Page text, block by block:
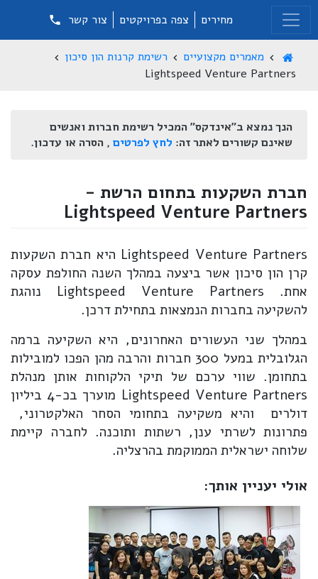
מחירים צפה בפרויקטים צור קשר
מאמרים מקצועיים
רשימת קרנות הון סיכון
Lightspeed Venture Partners
הנך נמצא ב"אינדקס" המכיל רשימת חברות ואנשים
שאינם קשורים לאתר זה: לחץ לפרטים , הסרה או עדכון.
חברת השקעות בתחום הרשת -
Lightspeed Venture Partners
Lightspeed Venture Partners היא חברת השקעות
קרן הון סיכון אשר ביצעה במהלך השנה החולפת עסקה
אחת. Lightspeed Venture Partners נוהגת
להשקיעה בחברות הנמצאות בתחילת דרכן.
במהלך שני העשורים האחרונים, היא השקיעה ברמה
הגלובלית במעל 300 חברות והרבה מהן הפכו למובילות
בתחומן. שווי ערכם של תיקי הלקוחות אותן מנהלת
Lightspeed Venture Partners מוערך בכ-4 ביליון
דולרים והיא משקיעה בתחומי הסחר האלקטרוני,
פתרונות לשרתי ענן, רשתות ותוכנה. לחברה קיימת
שלוחה ישראלית הממוקמת בהרצליה.
אולי יעניין אותך: